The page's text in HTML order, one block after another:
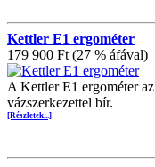
Kettler E1 ergométer
179 900 Ft (27 % áfával)
A Kettler E1 ergométer
vázszerkezettel bír.
[Részletek...]